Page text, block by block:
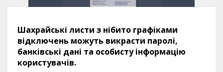
Шахрайські листи з нібито графіками
відключень можуть викрасти паролі,
банківські дані та особисту інформацію
користувачів.